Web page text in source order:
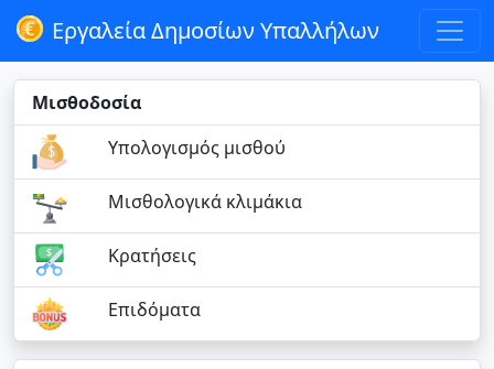
Εργαλεία Δημοσίων Υπαλλήλων
Μισθοδοσία
Υπολογισμός μισθού
Μισθολογικά κλιμάκια
Κρατήσεις
Επιδόματα